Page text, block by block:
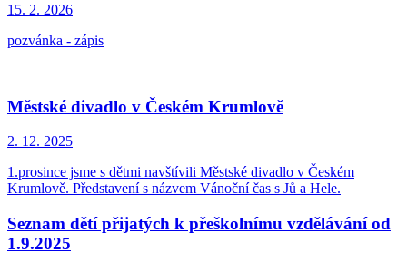
15. 2. 2026
pozvánka - zápis
Městské divadlo v Českém Krumlově
2. 12. 2025
1.prosince jsme s dětmi navštívili Městské divadlo v Českém
Krumlově. Představení s názvem Vánoční čas s Jů a Hele.
Seznam dětí přijatých k přeškolnímu vzdělávání od
1.9.2025